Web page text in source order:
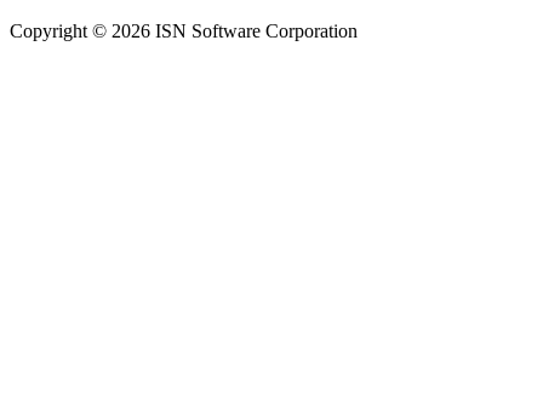
Copyright © 2026 ISN Software Corporation